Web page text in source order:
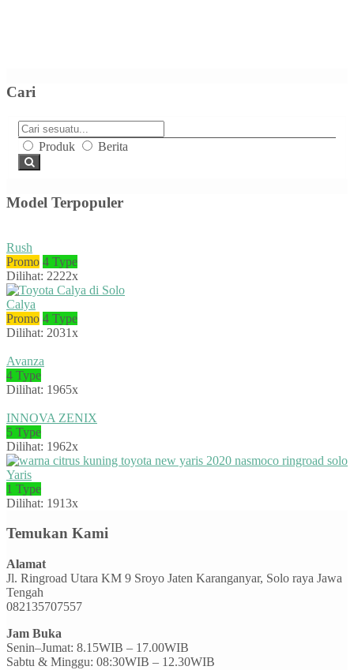
Cari
Produk Berita
Model Terpopuler
Rush
Promo 4 Type
Dilihat: 2222x
Calya
Promo 4 Type
Dilihat: 2031x
Avanza
4 Type
Dilihat: 1965x
INNOVA ZENIX
5 Type
Dilihat: 1962x
Yaris
1 Type
Dilihat: 1913x
Temukan Kami
Alamat
Jl. Ringroad Utara KM 9 Sroyo Jaten Karanganyar, Solo raya Jawa
Tengah
082135707557
Jam Buka
Senin–Jumat: 8.15WIB – 17.00WIB
Sabtu & Minggu: 08:30WIB – 12.30WIB